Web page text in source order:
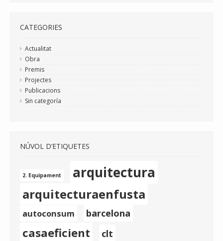
CATEGORIES
Actualitat
Obra
Premis
Projectes
Publicacions
Sin categoría
NÚVOL D’ETIQUETES
2. Equipament arquitectura
arquitecturaenfusta
autoconsum barcelona
casaeficient clt